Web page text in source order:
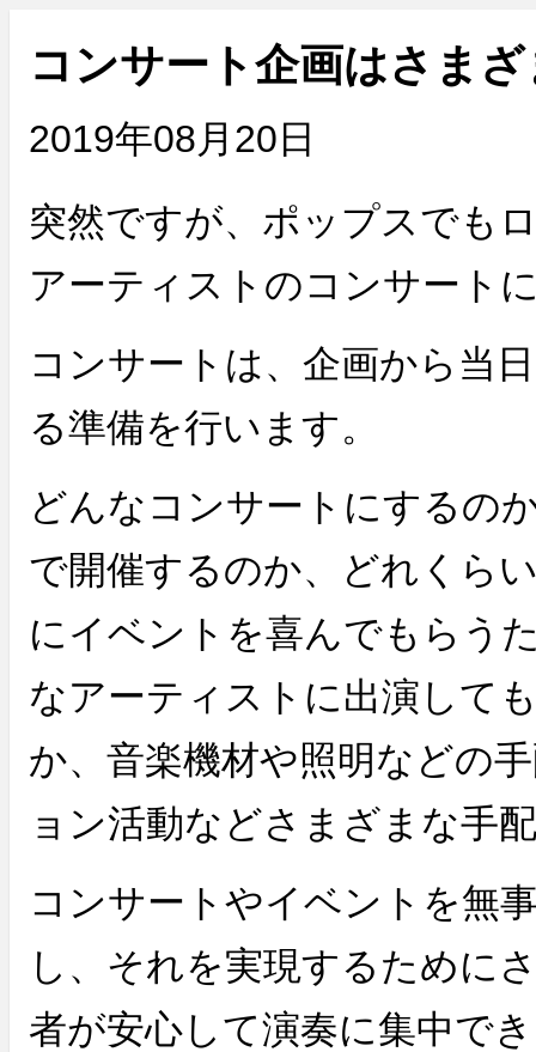
コンサート企画はさま
2019年08月20日
突然ですが、ポップスでも
アーティストのコンサート
コンサートは、企画から当
る準備を行います。
どんなコンサートにするの
で開催するのか、どれくら
にイベントを喜んでもらう
なアーティストに出演して
か、音楽機材や照明などの
ョン活動などさまざまな手
コンサートやイベントを無
し、それを実現するために
者が安心して演奏に集中で